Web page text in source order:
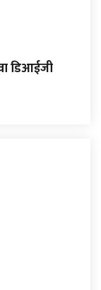
डिआईजी